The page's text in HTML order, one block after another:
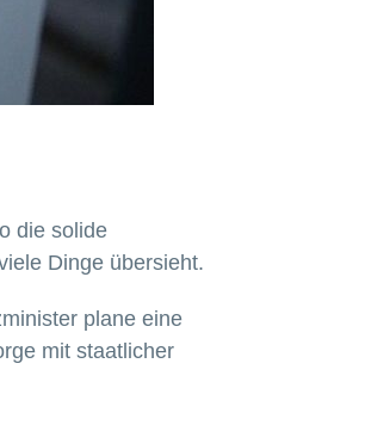
die solide
Dinge übersieht.
plane eine
mit staatlicher